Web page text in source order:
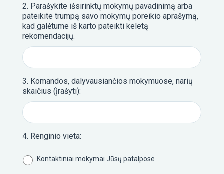
1
S
S“
2
2. Parašykite išsirinktų mokymų pavadinimą arba
pateikite trumpą savo mokymų poreikio aprašymą,
kad galėtume iš karto pateikti keletą
rekomendacijų.
3. Komandos, dalyvausiančios mokymuose, narių
skaičius (įrašyti):
4. Renginio vieta:
Kontaktiniai mokymai Jūsų patalpose